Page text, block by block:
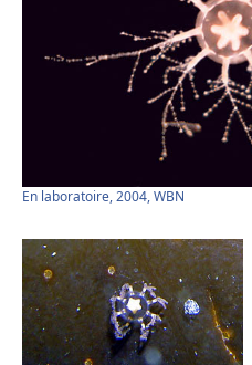
En laboratoire, 2004, WBN